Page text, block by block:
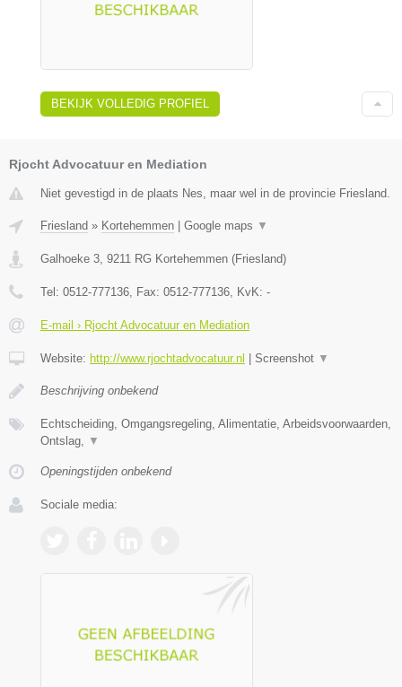
BEKIJK VOLLEDIG PROFIEL
Rjocht Advocatuur en Mediation
Niet gevestigd in de plaats Nes, maar wel in de provincie Friesland.
Friesland » Kortehemmen Google maps ▼
Galhoeke 3, 9211 RG Kortehemmen (Friesland)
Tel: 0512-777136, Fax: 0512-777136, KvK: -
E-mail › Rjocht Advocatuur en Mediation
Website: http://www.rjochtadvocatuur.nl Screenshot ▼
Beschrijving onbekend
Echtscheiding, Omgangsregeling, Alimentatie, Arbeidsvoorwaarden,
Ontslag, ▼
Openingstijden onbekend
Sociale media: